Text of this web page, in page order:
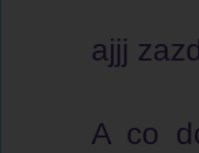
ajjj
A co